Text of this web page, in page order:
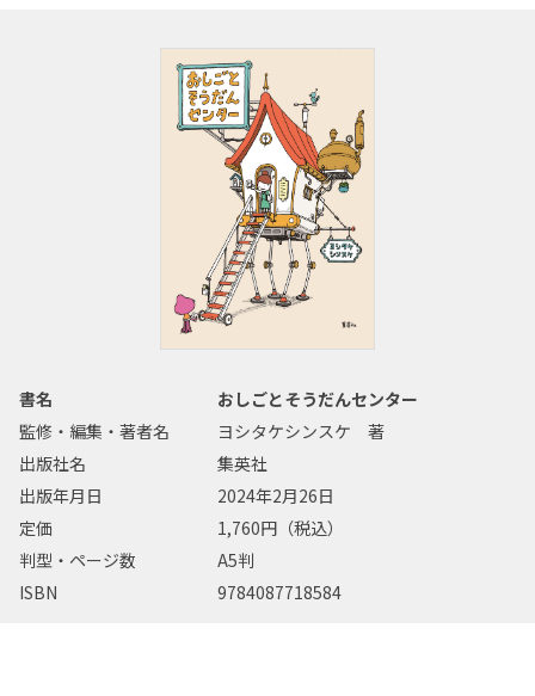
書名
おしごとそうだんセンター
監修・編集・著者名
ヨシタケシンスケ 著
出版社名
集英社
出版年月日
2024年2月26日
定価
1,760円（税込）
判型・ページ数
A5判
ISBN
9784087718584